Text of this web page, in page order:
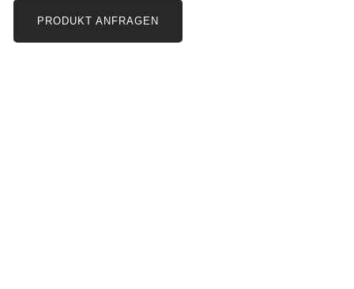
PRODUKT ANFRAGEN